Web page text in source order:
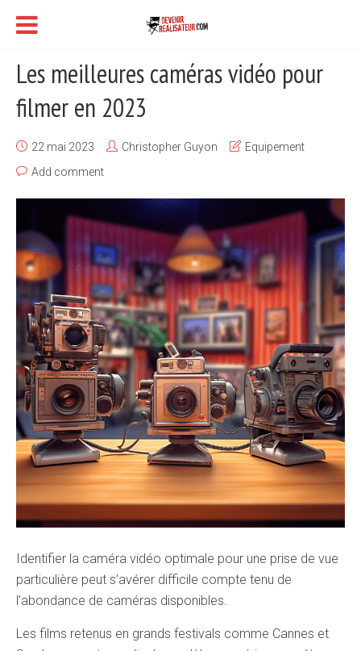
Les meilleures caméras vidéo pour
filmer en 2023
22 mai 2023 Christopher Guyon
Equipement
Add comment
Identifier la caméra vidéo optimale pour une prise de vue
particulière peut s’avérer difficile compte tenu de
l’abondance de caméras disponibles.
Les films retenus en grands festivals comme Cannes et